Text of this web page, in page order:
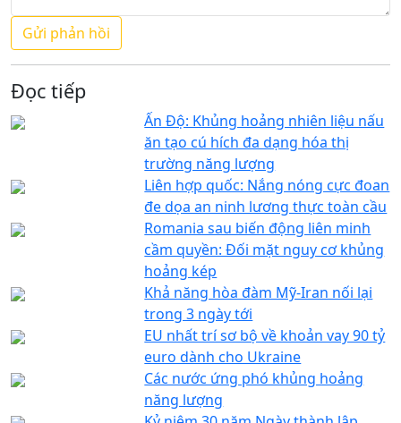
Đọc tiếp
Ấn Độ: Khủng hoảng nhiên liệu nấu
ăn tạo cú hích đa dạng hóa thị
trường năng lượng
Liên hợp quốc: Nắng nóng cực đoan
đe dọa an ninh lương thực toàn cầu
Romania sau biến động liên minh
cầm quyền: Đối mặt nguy cơ khủng
hoảng kép
Khả năng hòa đàm Mỹ-Iran nối lại
trong 3 ngày tới
EU nhất trí sơ bộ về khoản vay 90 tỷ
euro dành cho Ukraine
Các nước ứng phó khủng hoảng
năng lượng